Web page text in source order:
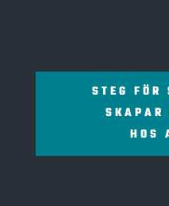
STEG FÖR
SKAPAR
HOS